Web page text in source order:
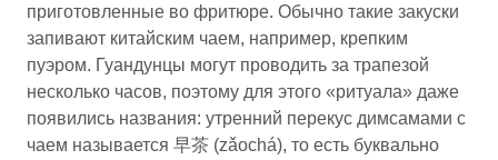
приготовленные во фритюре. Обычно такие закуски
запивают китайским чаем, например, крепким
пуэром. Гуандунцы могут проводить за трапезой
несколько часов, поэтому для этого «ритуала» даже
появились названия: утренний перекус димсамами с
чаем называется 早茶 (zǎochá), то есть буквально